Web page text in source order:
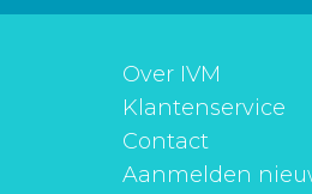
Over IVM
Klantenservice
Contact
Aanmelden